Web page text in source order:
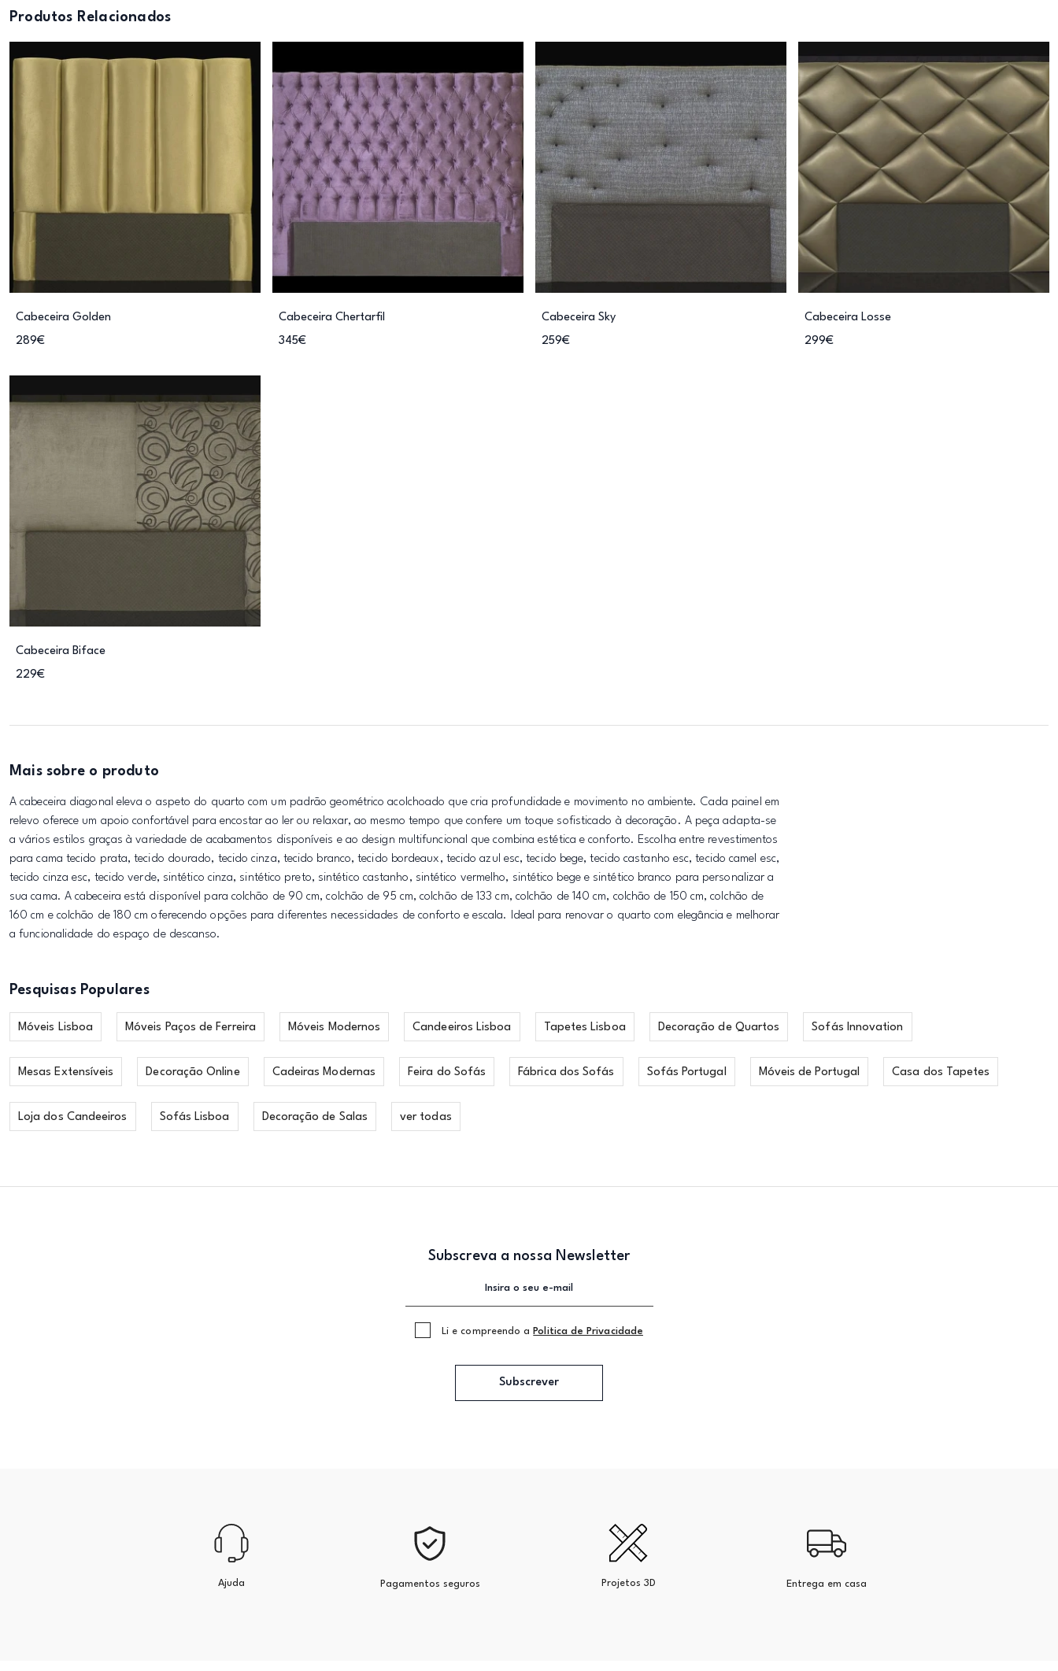
Produtos Relacionados
Cabeceira Golden
289€
Cabeceira Chertarfil
345€
Cabeceira Sky
259€
Cabeceira Losse
299€
Cabeceira Biface
229€
Mais sobre o produto
A cabeceira diagonal eleva o aspeto do quarto com um padrão geométrico acolchoado que cria profundidade e movimento no ambiente. Cada painel em
relevo oferece um apoio confortável para encostar ao ler ou relaxar, ao mesmo tempo que confere um toque sofisticado à decoração. A peça adapta-se
a vários estilos graças à variedade de acabamentos disponíveis e ao design multifuncional que combina estética e conforto. Escolha entre revestimentos
para cama tecido prata, tecido dourado, tecido cinza, tecido branco, tecido bordeaux, tecido azul esc, tecido bege, tecido castanho esc, tecido camel esc,
tecido cinza esc, tecido verde, sintético cinza, sintético preto, sintético castanho, sintético vermelho, sintético bege e sintético branco para personalizar a
sua cama. A cabeceira está disponível para colchão de 90 cm, colchão de 95 cm, colchão de 133 cm, colchão de 140 cm, colchão de 150 cm, colchão de
160 cm e colchão de 180 cm oferecendo opções para diferentes necessidades de conforto e escala. Ideal para renovar o quarto com elegância e melhorar
a funcionalidade do espaço de descanso.
Pesquisas Populares
Móveis Lisboa Móveis Paços de Ferreira Móveis Modernos Candeeiros Lisboa Tapetes Lisboa Decoração de Quartos Sofás Innovation
Mesas Extensíveis Decoração Online Cadeiras Modernas Feira do Sofás Fábrica dos Sofás Sofás Portugal Móveis de Portugal Casa dos Tapetes
Loja dos Candeeiros Sofás Lisboa Decoração de Salas ver todas
Subscreva a nossa Newsletter
Li e compreendo a Politica de Privacidade
Subscrever
Ajuda Pagamentos seguros Projetos 3D Entrega em casa